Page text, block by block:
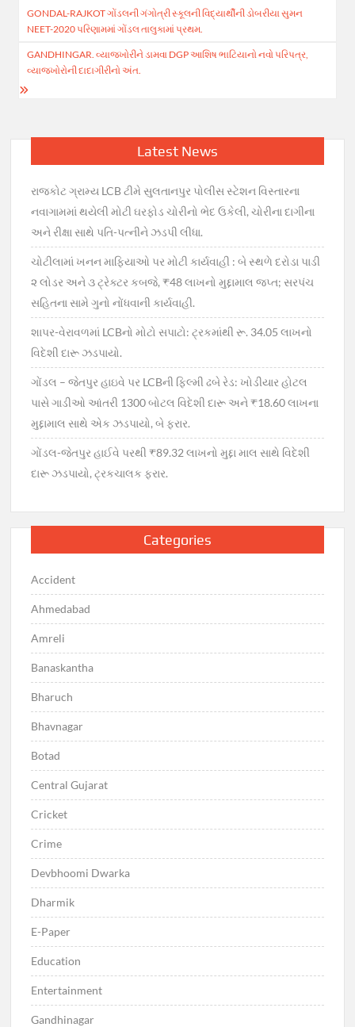
navigation
GONDAL-RAJKOT ગોંડલની ગંગોત્રી સ્કૂલની વિદ્યાર્થીની ડોબરીયા સુમન
NEET-2020 પરિણામમાં ગોંડલ તાલુકામાં પ્રથમ.
GANDHINGAR. વ્યાજખોરીને ડામવા DGP આશિષ ભાટિયાનો નવો પરિપત્ર,
વ્યાજખોરોની દાદાગીરીનો અંત.
Latest News
રાજકોટ ગ્રામ્ય LCB ટીમે સુલતાનપુર પોલીસ સ્ટેશન વિસ્તારના
નવાગામમાં થયેલી મોટી ઘરફોડ ચોરીનો ભેદ ઉકેલી, ચોરીના દાગીના
અને રીક્ષા સાથે પતિ-પત્નીને ઝડપી લીધા.
ચોટીલામાં ખનન માફિયાઓ પર મોટી કાર્યવાહી : બે સ્થળે દરોડા પાડી
૨ લોડર અને ૩ ટ્રેક્ટર કબજે, ₹48 લાખનો મુદ્દામાલ જપ્ત; સરપંચ
સહિતના સામે ગુનો નોંધવાની કાર્યવાહી.
શાપર-વેરાવળમાં LCBનો મોટો સપાટો: ટ્રકમાંથી રૂ. 34.05 લાખનો
વિદેશી દારૂ ઝડપાયો.
ગોંડલ – જેતપુર હાઇવે પર LCBની ફિલ્મી ઢબે રેડ: ખોડીયાર હોટલ
પાસે ગાડીઓ આંતરી 1300 બોટલ વિદેશી દારૂ અને ₹18.60 લાખના
મુદ્દામાલ સાથે એક ઝડપાયો, બે ફરાર.
ગોંડલ-જેતપુર હાઈવે પરથી ₹89.32 લાખનો મુદ્દા માલ સાથે વિદેશી
દારૂ ઝડપાયો, ટ્રકચાલક ફરાર.
Categories
Accident
Ahmedabad
Amreli
Banaskantha
Bharuch
Bhavnagar
Botad
Central Gujarat
Cricket
Crime
Devbhoomi Dwarka
Dharmik
E-Paper
Education
Entertainment
Gandhinagar